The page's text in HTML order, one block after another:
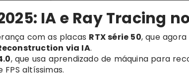
IA e Ray Tracing
com as placas RTX série 50, que
via IA.
, que usa aprendizado de máquina para
altíssimas.